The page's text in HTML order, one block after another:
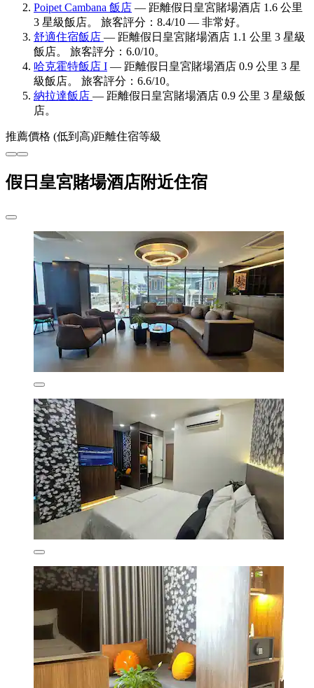
Poipet Cambana 飯店 — 距離假日皇宮賭場酒店 1.6 公里
3 星級飯店。 旅客評分：8.4/10 — 非常好。
舒適住宿飯店 — 距離假日皇宮賭場酒店 1.1 公里 3 星級
飯店。 旅客評分：6.0/10。
哈克霍特飯店 I — 距離假日皇宮賭場酒店 0.9 公里 3 星
級飯店。 旅客評分：6.6/10。
納拉達飯店 — 距離假日皇宮賭場酒店 0.9 公里 3 星級飯
店。
推薦價格 (低到高)距離住宿等級
假日皇宮賭場酒店附近住宿